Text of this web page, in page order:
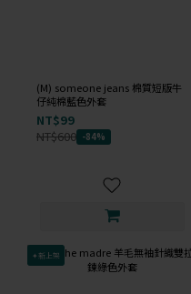
(M) someone jeans 棉質短版牛
仔純棉藍色外套
NT$99
NT$600 -84%
✦新上架